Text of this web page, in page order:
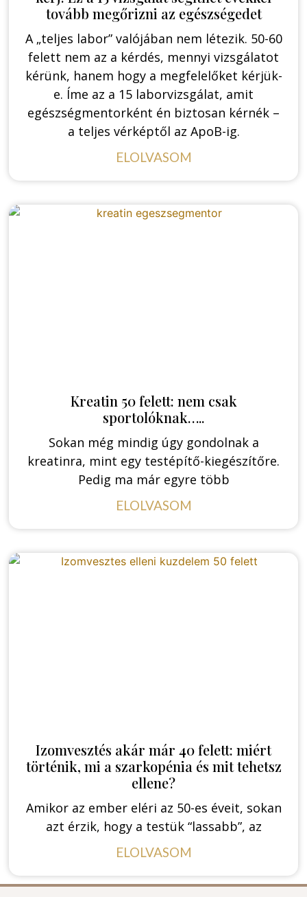
tovább megőrizni az egészségedet
A „teljes labor” valójában nem létezik. 50-60
felett nem az a kérdés, mennyi vizsgálatot
kérünk, hanem hogy a megfelelőket kérjük-
e. Íme az a 15 laborvizsgálat, amit
egészségmentorként én biztosan kérnék –
a teljes vérképtől az ApoB-ig.
ELOLVASOM
Kreatin 50 felett: nem csak
sportolóknak…..
Sokan még mindig úgy gondolnak a
kreatinra, mint egy testépítő-kiegészítőre.
Pedig ma már egyre több
ELOLVASOM
Izomvesztés akár már 40 felett: miért
történik, mi a szarkopénia és mit tehetsz
ellene?
Amikor az ember eléri az 50-es éveit, sokan
azt érzik, hogy a testük “lassabb”, az
ELOLVASOM